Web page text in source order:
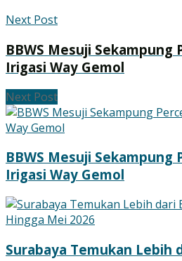
Next Post
BBWS Mesuji Sekampung
Irigasi Way Gemol
Next Post
BBWS Mesuji Sekampung
Irigasi Way Gemol
Surabaya Temukan Lebih